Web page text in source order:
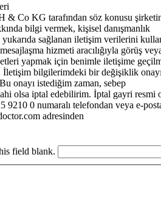
Co KG tarafından söz konusu
bilgi vermek, kişisel danışmanlık
sağlanan iletişim verilerini
hizmeti aracılığıyla görüş
yapmak için benimle iletişime
bilgilerimdeki bir değişiklik
onayı istediğim zaman, sebep
olsa iptal edebilirim. İptal gayri resmi
9210 0 numaralı telefondan veya e-
adresinden
field blank.